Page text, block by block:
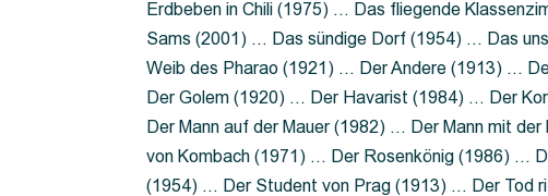
Erdbeben in Chili (1975) … Das fliegende
Sams (2001) … Das sündige Dorf (1954) … Das
Weib des Pharao (1921) … Der Andere (1913) …
Der Golem (1920) … Der Havarist (1984) … Der
Der Mann auf der Mauer (1982) … Der Mann mit
von Kombach (1971) … Der Rosenkönig (1986) …
(1954) … Der Student von Prag (1913) … Der Tod